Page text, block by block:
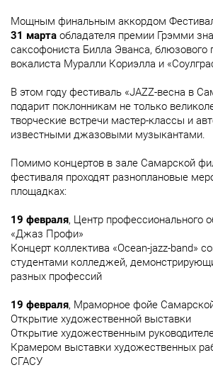
Мощным финальным аккордом
31 марта обладателя премии Грэмми
саксофониста Билла Эванса, блюзового
вокалиста Муралли Кориэлла и
В этом году фестиваль «JAZZ-весна в
подарит поклонникам не только
творческие встречи мастер-классы и
известными джазовыми музыкантами.
Помимо концертов в зале Самарской
фестиваля проходят разноплановые
площадках:
19 февраля, Центр профессионального
«Джаз Профи»
Концерт коллектива «Ocean-jazz-band»
студентами колледжей,
разных профессий
19 февраля, Мраморное фойе
Открытие художественной выставки
Открытие художественным
Крамером выставки художественных
СГАСУ